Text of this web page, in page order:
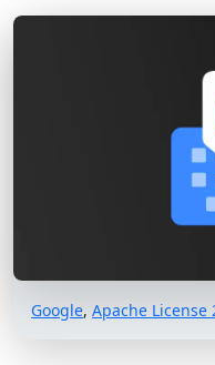
Google, Apache License